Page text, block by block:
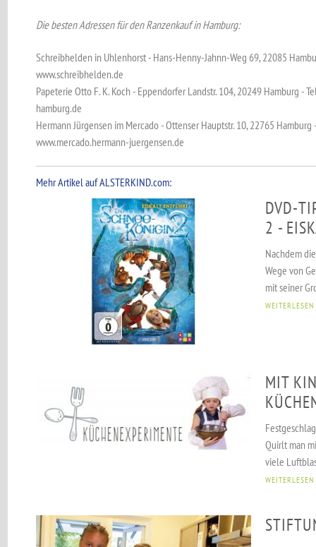
Die besten Adressen für den Ranzenkauf in Hamburg:
Schreibhelden in Uhlenhorst - Hans-Henny-Jahnn-Weg 69, 22085
www.schreibhelden.de
Papeterie Otto F. K. Koch - Eppendorfer Landstr. 104, 20249 Hamburg -
hamburg.de
Hermann Jürgensen im Mercado - Ottenser Hauptstr. 10, 22765 Hamburg
www.mercado.hermann-juergensen.de
Mehr Artikel auf ALSTERKIND.com:
DVD-
2 -
Nachdem
Wege von
mit seiner
WEITERLESEN
MIT
Quirlt man
viele
WEITERLESEN